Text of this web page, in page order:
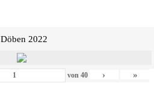
Döben 2022
von 40 › »